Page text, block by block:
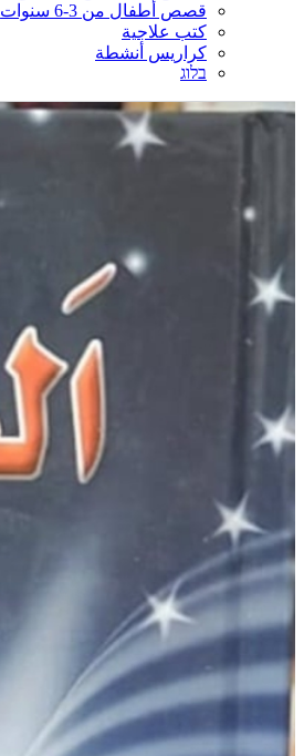
قصص أطفال من 3-6 سنوات
كتب علاجية
كراريس أنشطة
בלוג